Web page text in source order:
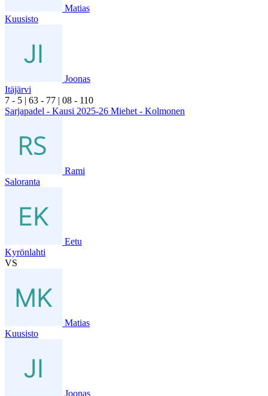
Matias
Kuusisto
Joonas
Itäjärvi
7 - 5 | 63 - 77 | 08 - 110
Sarjapadel - Kausi 2025-26 Miehet - Kolmonen
Rami
Saloranta
Eetu
Kyrönlahti
VS
Matias
Kuusisto
Joonas